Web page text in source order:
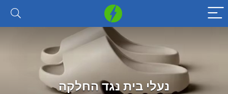
נעלי בית נגד החלקה